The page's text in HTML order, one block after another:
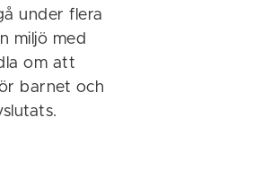
under flera
miljö med
om att
barnet och